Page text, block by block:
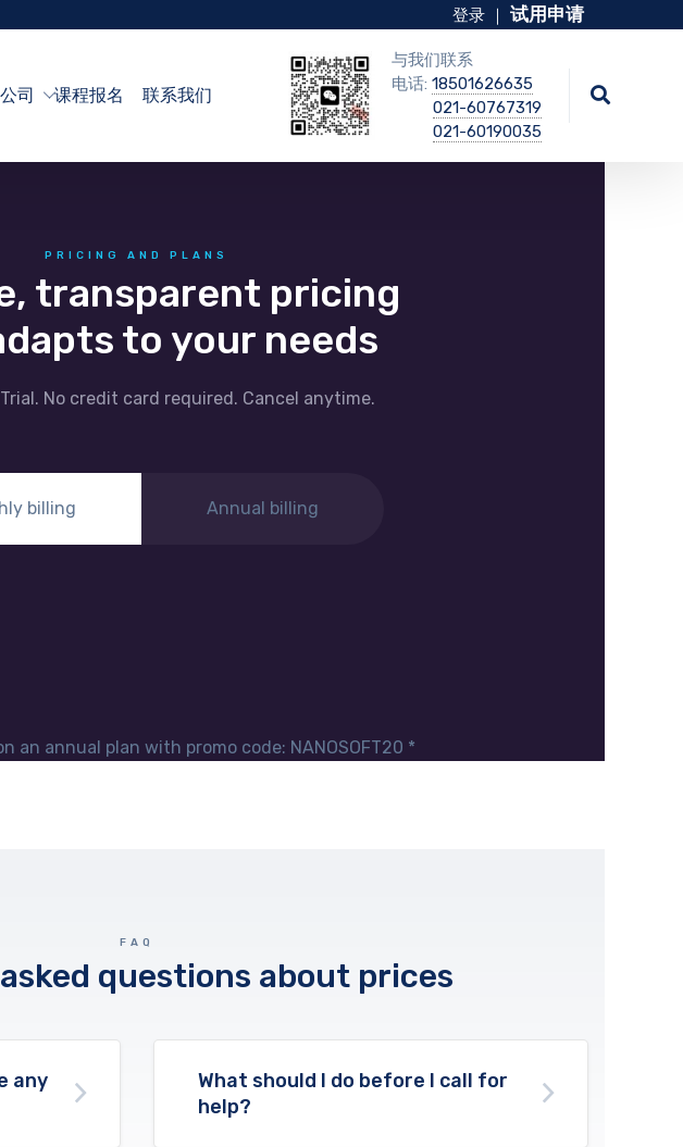
登录 ｜ 试用申请
司 课程报名 联系我们
与我们联系
电话: 18501626635
021-60767319
021-60190035
PRICING AND PLANS
transparent pricing
to your needs
No credit card required. Cancel anytime.
billing Annual billing
an annual plan with promo code: NANOSOFT20 *
FAQ
questions about prices
any
What should I do before I call for
help?